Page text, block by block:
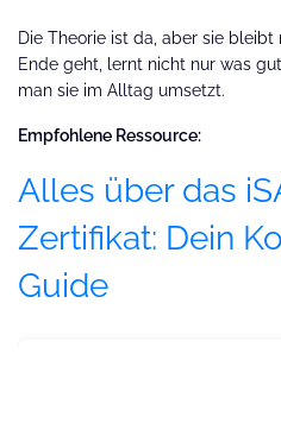
Die Theorie ist da, aber sie
Ende geht, lernt nicht nur was
man sie im Alltag umsetzt.
Empfohlene Ressource:
Alles über das
Zertifikat: Dein
Guide